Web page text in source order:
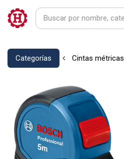
Categorías Cintas métricas